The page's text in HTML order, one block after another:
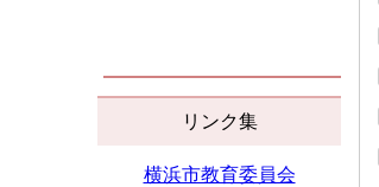
リンク集
横浜市教育委員会